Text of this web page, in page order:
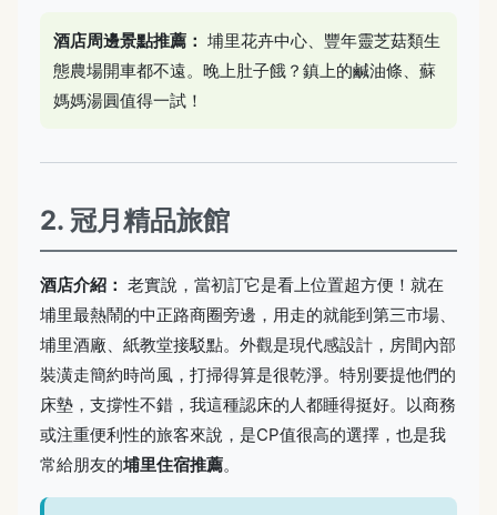
酒店周邊景點推薦： 埔里花卉中心、豐年靈芝菇類生
態農場開車都不遠。晚上肚子餓？鎮上的鹹油條、蘇
媽媽湯圓值得一試！
2. 冠月精品旅館
酒店介紹： 老實說，當初訂它是看上位置超方便！就在
埔里最熱鬧的中正路商圈旁邊，用走的就能到第三市場、
埔里酒廠、紙教堂接駁點。外觀是現代感設計，房間內部
裝潢走簡約時尚風，打掃得算是很乾淨。特別要提他們的
床墊，支撐性不錯，我這種認床的人都睡得挺好。以商務
或注重便利性的旅客來說，是CP值很高的選擇，也是我
常給朋友的埔里住宿推薦。